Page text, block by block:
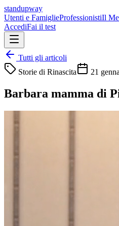
standupway
Utenti e FamiglieProfessionistiIl
AccediFai il test
Tutti gli articoli
Storie di Rinascita
21
Barbara mamma di